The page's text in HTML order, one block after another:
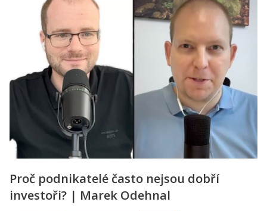
Proč podnikatelé často nejsou dobří
investoři? | Marek Odehnal